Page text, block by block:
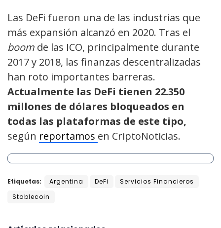
Las DeFi fueron una de las industrias que
más expansión alcanzó en 2020. Tras el
boom de las ICO, principalmente durante
2017 y 2018, las finanzas descentralizadas
han roto importantes barreras.
Actualmente las DeFi tienen 22.350
millones de dólares bloqueados en
todas las plataformas de este tipo,
según reportamos en CriptoNoticias.
Etiquetas: Argentina DeFi
Servicios Financieros
Stablecoin